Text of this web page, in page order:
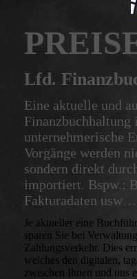
Lfd.
Eine aktuelle und
Finanzbuchhaltung
unternehmerische
Vorgänge werden
sondern direkt
importiert. Bspw.:
Fakturadaten usw…
Je aktueller eine
sparen Sie bei
Zahlungsverkehr. Dies
welches den digitalen,
zwischen Ihnen und uns